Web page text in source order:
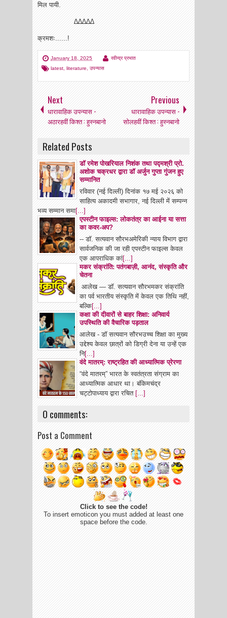
मिल पायी.
∆∆∆∆∆
क्रमशः......!
January 18, 2025
रवीन्द्र प्रभात
latest literature उपन्यास
Next
धारावाहिक उपन्यास -
अठारहवीं किश्त : हुस्नबानो
Previous
धारावाहिक उपन्यास -
सोलहवीं किश्त : हुस्नबानो
Related Posts
डॉ रमेश पोखरियाल निशंक तथा पद्मश्री प्रो.
अशोक चक्रधर द्वारा डॉ अर्जुन गुप्ता गुंजन हुए
सम्मानित
रविवार (नई दिल्ली) दिनांक १७ मई २०२६ को
साहित्य अकादमी सभागार, नई दिल्ली में सम्पन्न
भव्य सम्मान समा[...]
एपस्टीन फाइल्स: लोकतंत्र का आईना या सत्ता
का कवर-अप?
-- डॉ. सत्यवान सौरभअमेरिकी न्याय विभाग द्वारा
सार्वजनिक की जा रही एपस्टीन फाइल्स केवल
एक आपराधिक कां[...]
मकर संक्रांति: पतंगबाज़ी, आनंद, संस्कृति और
चेतना
आलेख — डॉ. सत्यवान सौरभमकर संक्रांति
का पर्व भारतीय संस्कृति में केवल एक तिथि नहीं,
बल्कि[...]
कक्षा की दीवारों से बाहर शिक्षा: अनिवार्य
उपस्थिति की वैचारिक पड़ताल
आलेख - डॉ सत्यवान सौरभउच्च शिक्षा का मुख्य
उद्देश्य केवल छात्रों को डिग्री देना या उन्हें एक
नि[...]
वंदे मातरम्: राष्ट्रहित की आध्यात्मिक प्रेरणा
“वंदे मातरम्” भारत के स्वतंत्रता संग्राम का
आध्यात्मिक आधार था। बंकिमचंद्र
चट्टोपाध्याय द्वारा रचित [...]
0 comments:
Post a Comment
Click to see the code!
To insert emoticon you must added at least one
space before the code.